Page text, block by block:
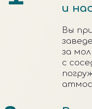
Подарите
не вещь,
Сертификат на арт-